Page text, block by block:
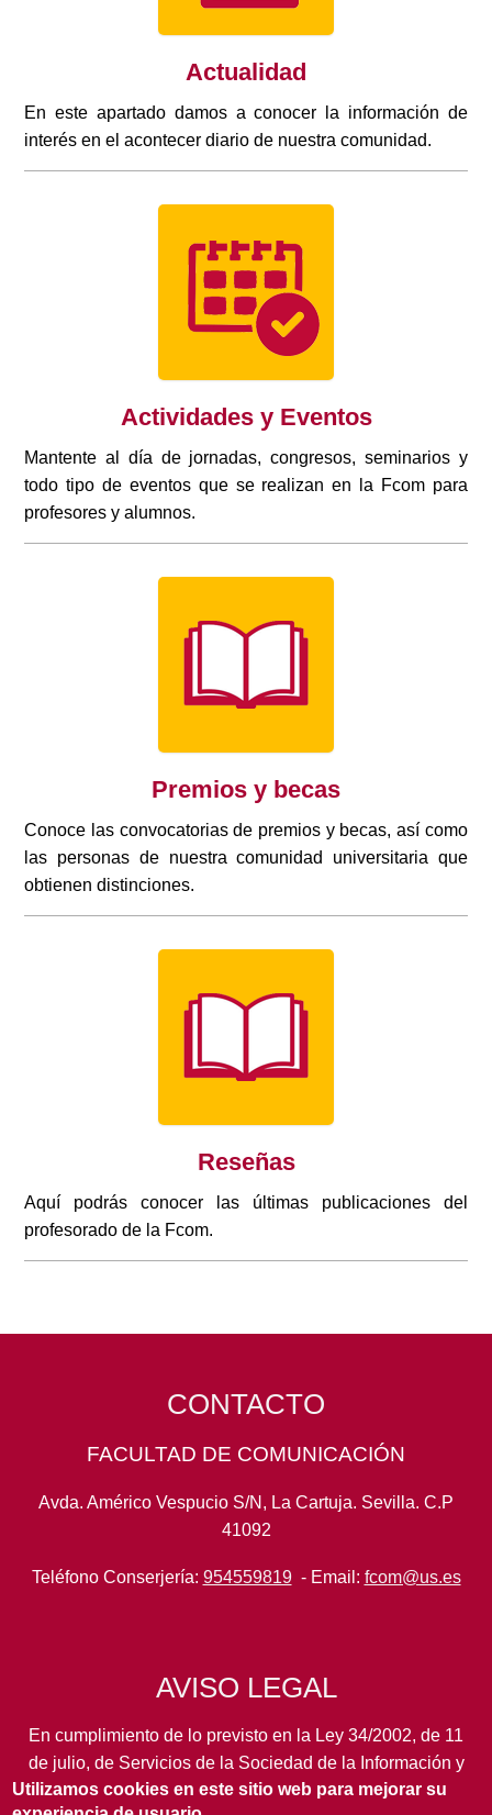
Actualidad
En este apartado damos a conocer la información de
interés en el acontecer diario de nuestra comunidad.
Actividades y Eventos
Mantente al día de jornadas, congresos, seminarios y
todo tipo de eventos que se realizan en la Fcom para
profesores y alumnos.
Premios y becas
Conoce las convocatorias de premios y becas, así como
las personas de nuestra comunidad universitaria que
obtienen distinciones.
Reseñas
Aquí podrás conocer las últimas publicaciones del
profesorado de la Fcom.
CONTACTO
FACULTAD DE COMUNICACIÓN
Avda. Américo Vespucio S/N, La Cartuja. Sevilla. C.P
41092
Teléfono Conserjería: 954559819- Email: fcom@us.es
AVISO LEGAL
En cumplimiento de lo previsto en la Ley 34/2002, de 11
de julio, de Servicios de la Sociedad de la Información y
de Comercio Electrónico, así como en otras normas de
Utilizamos cookies en este sitio web para mejorar su